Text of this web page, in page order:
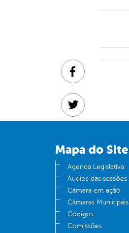
Facebook
Twitter
Linkedin
Mapa do Site
Agenda Legislativa
Áudios das sessões
Câmara em ação
Câmaras Municipais
Códigos
Comissões